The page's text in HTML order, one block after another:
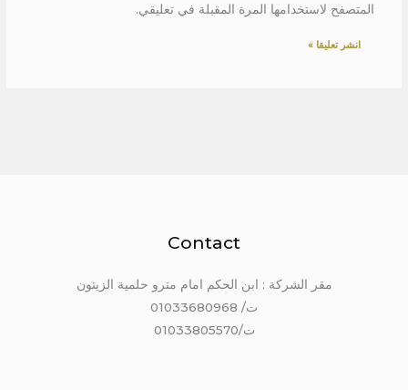
المتصفح لاستخدامها المرة المقبلة في تعليقي.
Contact
مقر الشركة : ابن الحكم امام مترو حلمية الزيتون
ت/ 01033680968
ت/01033805570